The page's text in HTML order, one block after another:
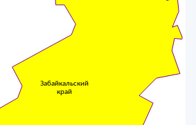
Забайкальский
край